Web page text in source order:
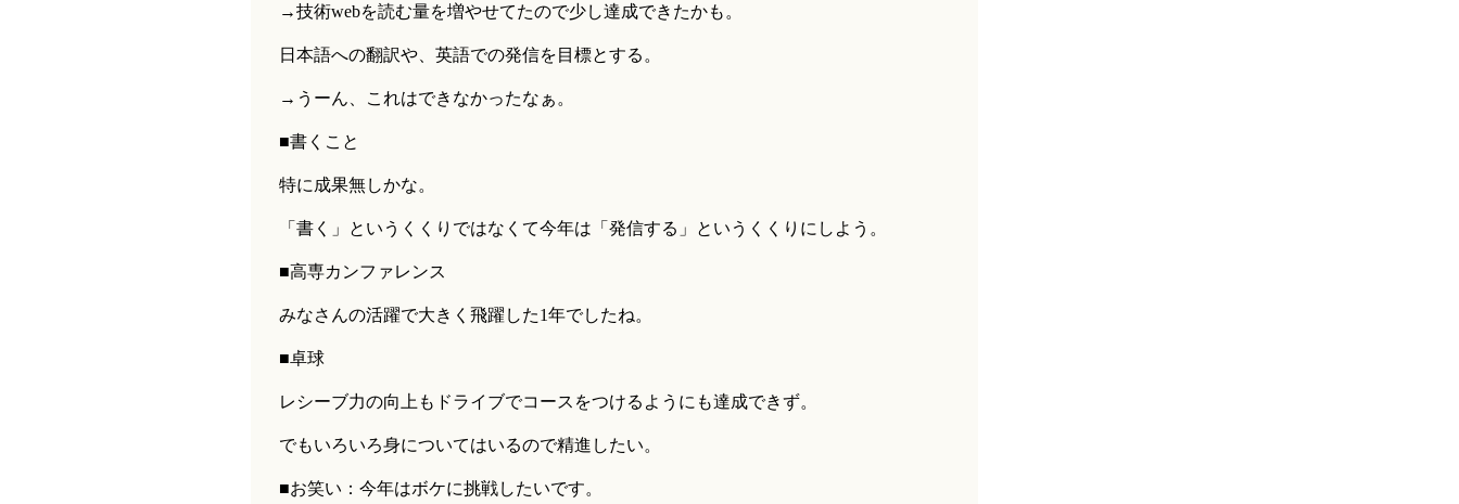
→技術webを読む量を増やせてたので少し達成できたかも。
日本語への翻訳や、英語での発信を目標とする。
→うーん、これはできなかったなぁ。
■書くこと
特に成果無しかな。
「書く」というくくりではなくて今年は「発信する」というくくりにしよう。
■高専カンファレンス
みなさんの活躍で大きく飛躍した1年でしたね。
■卓球
レシーブ力の向上もドライブでコースをつけるようにも達成できず。
でもいろいろ身についてはいるので精進したい。
■お笑い：今年はボケに挑戦したいです。